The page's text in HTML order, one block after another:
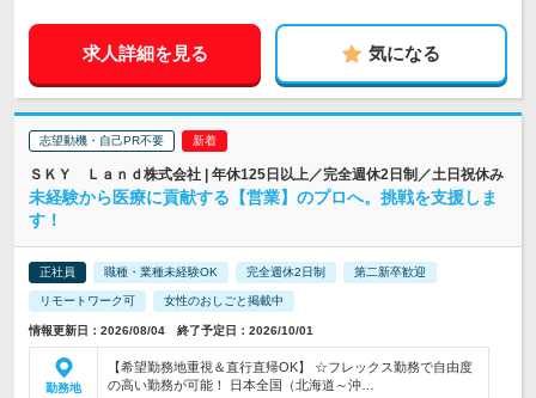
求人詳細を見る 気になる
志望動機・自己PR不要
ＳＫＹ Ｌａｎｄ株式会社 | 年休125日以上／完全週休2日制／土日祝休み
未経験から医療に貢献する【営業】のプロへ。挑戦を支援しま
す！
正社員 職種・業種未経験OK 完全週休2日制 第二新卒歓迎
リモートワーク可 女性のおしごと掲載中
情報更新日：2026/08/04 終了予定日：2026/10/01
勤務地
【希望勤務地重視＆直行直帰OK】 ☆フレックス勤務で自由度
の高い勤務が可能！ 日本全国（北海道～沖…